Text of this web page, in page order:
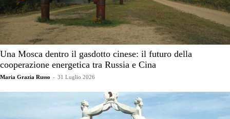
Una Mosca dentro il gasdotto cinese: il futuro della
cooperazione energetica tra Russia e Cina
Maria Grazia Russo - 31 Luglio 2026